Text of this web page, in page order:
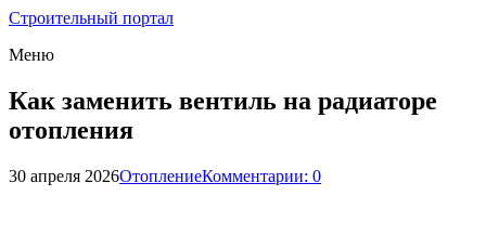
Строительный портал
Меню
Как заменить вентиль на радиаторе
отопления
30 апреля 2026ОтоплениеКомментарии: 0